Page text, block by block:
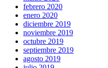
febrero 2020
enero 2020
diciembre 2019
noviembre 2019
octubre 2019
septiembre 2019
agosto 2019